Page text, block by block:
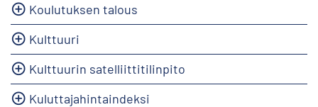
Koulutuksen talous
Kulttuuri
Kulttuurin satelliittitilinpito
Kuluttajahintaindeksi